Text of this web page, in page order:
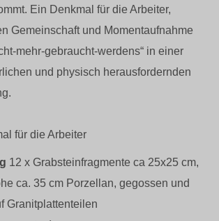
Ein Denkmal für die Arbeiter,
Gemeinschaft und Momentaufnahme
mehr-gebraucht-werdens“ in einer
und physisch herausfordernden
für die Arbeiter
12 x Grabsteinfragmente ca 25x25 cm,
ca. 35 cm Porzellan, gegossen und
Granitplattenteilen